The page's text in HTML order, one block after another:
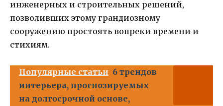
инженерных и строительных решений,
позволивших этому грандиозному
сооружению простоять вопреки времени и
стихиям.
Популярные статьи 6 трендов
интерьера, прогнозируемых
на долгосрочной основе,